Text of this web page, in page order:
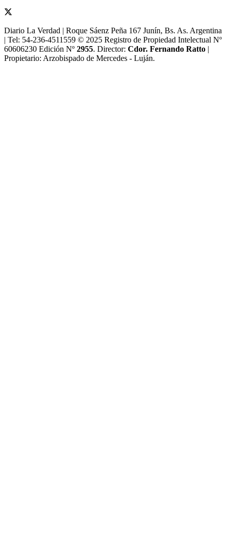
Diario La Verdad | Roque Sáenz Peña 167 Junín, Bs. As. Argentina
| Tel: 54-236-4511559 © 2025 Registro de Propiedad Intelectual Nº
60606230 Edición Nº 2955. Director:​ Cdor. Fernando Ratto |
Propietario:​ Arzobispado de Mercedes - Luján.